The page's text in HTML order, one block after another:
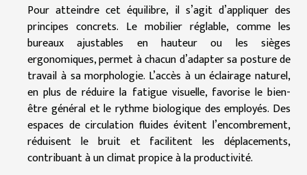
Pour atteindre cet équilibre, il s’agit d’appliquer des
principes concrets. Le mobilier réglable, comme les
bureaux ajustables en hauteur ou les sièges
ergonomiques, permet à chacun d’adapter sa posture de
travail à sa morphologie. L’accès à un éclairage naturel,
en plus de réduire la fatigue visuelle, favorise le bien-
être général et le rythme biologique des employés. Des
espaces de circulation fluides évitent l’encombrement,
réduisent le bruit et facilitent les déplacements,
contribuant à un climat propice à la productivité.